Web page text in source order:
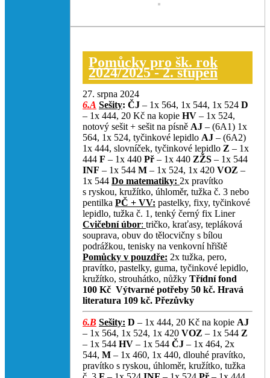
Pomůcky pro šk. rok
2024/2025 - 2. stupeň
27. srpna 2024
6.A Sešity: ČJ – 1x 564, 1x 544, 1x 524 D
– 1x 444, 20 Kč na kopie HV – 1x 524,
notový sešit + sešit na písně AJ – (6A1) 1x
564, 1x 524, tyčinkové lepidlo AJ – (6A2)
1x 444, slovníček, tyčinkové lepidlo Z – 1x
444 F – 1x 440 Př – 1x 440 ZŽS – 1x 544
INF – 1x 544 M – 1x 524, 1x 420 VOZ –
1x 544 Do matematiky: 2x pravítko
s ryskou, kružítko, úhloměr, tužka č. 3 nebo
pentilka PČ + VV: pastelky, fixy, tyčinkové
lepidlo, tužka č. 1, tenký černý fix Liner
Cvičební úbor: tričko, kraťasy, tepláková
souprava, obuv do tělocvičny s bílou
podrážkou, tenisky na venkovní hřiště
Pomůcky v pouzdře: 2x tužka, pero,
pravítko, pastelky, guma, tyčinkové lepidlo,
kružítko, strouhátko, nůžky Třídní fond
100 Kč Výtvarné potřeby 50 kč. Hravá
literatura 109 kč. Přezůvky
6.B Sešity: D – 1x 444, 20 Kč na kopie AJ
– 1x 564, 1x 524, 1x 420 VOZ – 1x 544 Z
– 1x 544 HV – 1x 544 ČJ – 1x 464, 2x
544, M – 1x 460, 1x 440, dlouhé pravítko,
pravítko s ryskou, úhloměr, kružítko, tužka